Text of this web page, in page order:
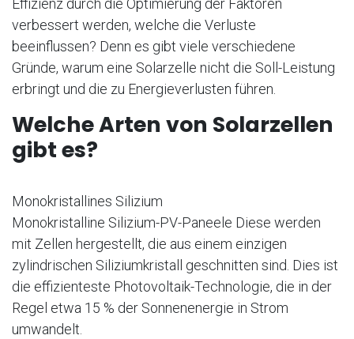
Effizienz durch die Optimierung der Faktoren
verbessert werden, welche die Verluste
beeinflussen? Denn es gibt viele verschiedene
Gründe, warum eine Solarzelle nicht die Soll-Leistung
erbringt und die zu Energieverlusten führen.
Welche Arten von Solarzellen
gibt es?
Monokristallines Silizium
Monokristalline Silizium-PV-Paneele Diese werden
mit Zellen hergestellt, die aus einem einzigen
zylindrischen Siliziumkristall geschnitten sind. Dies ist
die effizienteste Photovoltaik-Technologie, die in der
Regel etwa 15 % der Sonnenenergie in Strom
umwandelt.